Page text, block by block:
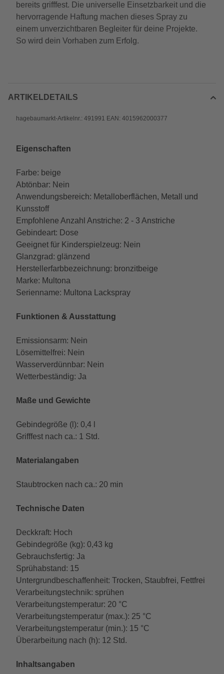
bereits grifffest. Die universelle Einsetzbarkeit und die
hervorragende Haftung machen dieses Spray zu
einem unverzichtbaren Begleiter für deine Projekte.
So wird dein Vorhaben zum Erfolg.
ARTIKELDETAILS
hagebaumarkt-Artikelnr.: 491991 EAN: 4015962000377
Eigenschaften
Farbe: beige
Abtönbar: Nein
Anwendungsbereich: Metalloberflächen, Metall und
Kunsstoff
Empfohlene Anzahl Anstriche: 2 - 3 Anstriche
Gebindeart: Dose
Geeignet für Kinderspielzeug: Nein
Glanzgrad: glänzend
Herstellerfarbbezeichnung: bronzitbeige
Marke: Multona
Serienname: Multona Lackspray
Funktionen & Ausstattung
Emissionsarm: Nein
Lösemittelfrei: Nein
Wasserverdünnbar: Nein
Wetterbeständig: Ja
Maße und Gewichte
Gebindegröße (l): 0,4 l
Grifffest nach ca.: 1 Std.
Materialangaben
Staubtrocken nach ca.: 20 min
Technische Daten
Deckkraft: Hoch
Gebindegröße (kg): 0,43 kg
Gebrauchsfertig: Ja
Sprühabstand: 15
Untergrundbeschaffenheit: Trocken, Staubfrei, Fettfrei
Verarbeitungstechnik: sprühen
Verarbeitungstemperatur: 20 °C
Verarbeitungstemperatur (max.): 25 °C
Verarbeitungstemperatur (min.): 15 °C
Überarbeitung nach (h): 12 Std.
Inhaltsangaben